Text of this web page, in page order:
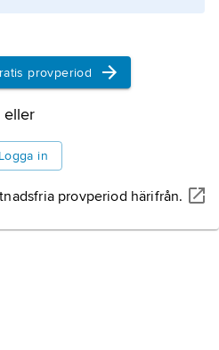
provperiod
eller
Logga in
provperiod härifrån.